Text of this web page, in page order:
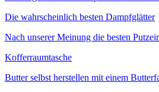
Die wahrscheinlich besten Dampfglätter
Nach unserer Meinung die besten
Kofferraumtasche
Butter selbst herstellen mit einem